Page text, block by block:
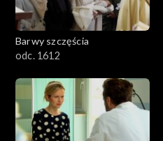
Barwy szczęścia
odc. 1612